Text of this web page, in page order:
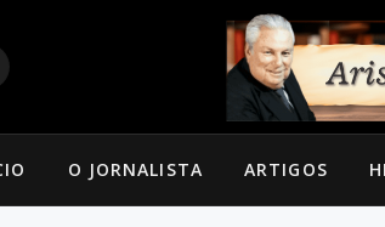
O JORNALISTA ARTIGOS